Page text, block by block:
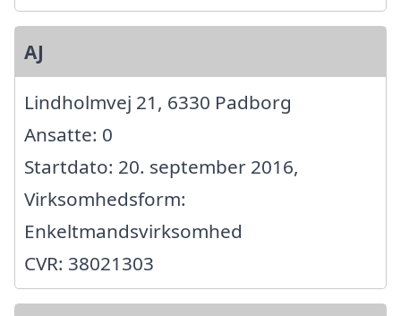
AJ
Lindholmvej 21, 6330 Padborg
Ansatte: 0
Startdato: 20. september 2016,
Virksomhedsform:
Enkeltmandsvirksomhed
CVR: 38021303